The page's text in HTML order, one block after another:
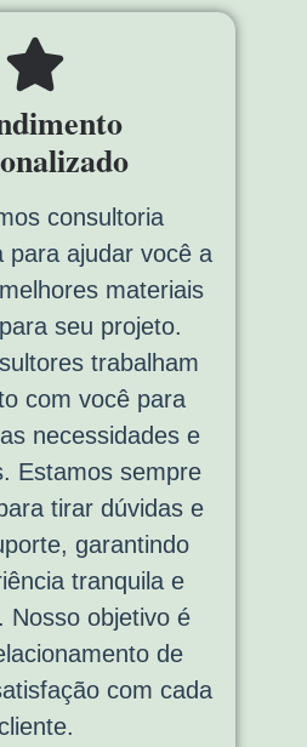
consultoria
para ajudar você a
materiais
seu projeto.
trabalham
com você para
necessidades e
Estamos sempre
tirar dúvidas e
garantindo
tranquila e
Nosso objetivo é
de
com cada